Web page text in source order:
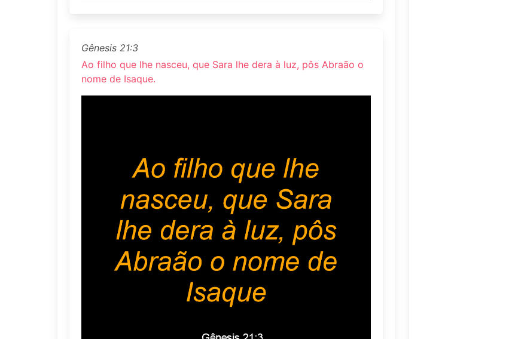
Gênesis 21:3
Ao filho que lhe nasceu, que Sara lhe dera à luz, pôs Abraão o
nome de Isaque.